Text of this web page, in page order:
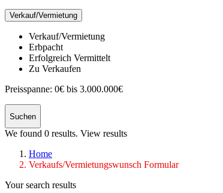
Verkauf/Vermietung
Verkauf/Vermietung
Erbpacht
Erfolgreich Vermittelt
Zu Verkaufen
Preisspanne: 0€ bis 3.000.000€
Suchen
We found 0 results. View results
Home
Verkaufs/Vermietungswunsch Formular
Your search results